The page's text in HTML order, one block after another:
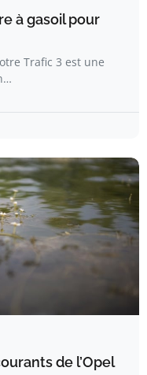
à gasoil pour
Trafic 3 est une
de l’Opel